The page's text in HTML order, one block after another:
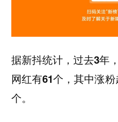
据新抖统计，过去3年
网红有61个，其中涨
个。